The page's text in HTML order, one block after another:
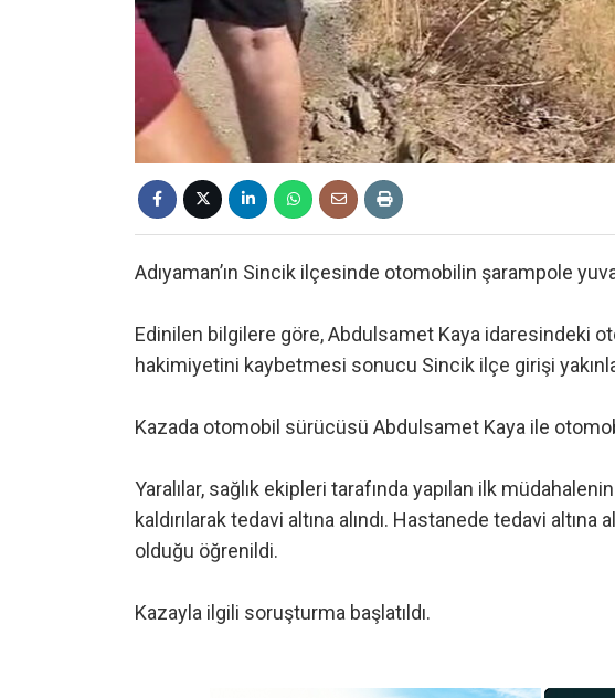
Adıyaman’ın Sincik ilçesinde otomobilin şarampole
Edinilen bilgilere göre, Abdulsamet Kaya idaresindeki
hakimiyetini kaybetmesi sonucu Sincik ilçe girişi
Kazada otomobil sürücüsü Abdulsamet Kaya ile
Yaralılar, sağlık ekipleri tarafında yapılan ilk
kaldırılarak tedavi altına alındı. Hastanede tedavi altına
olduğu öğrenildi.
Kazayla ilgili soruşturma başlatıldı.